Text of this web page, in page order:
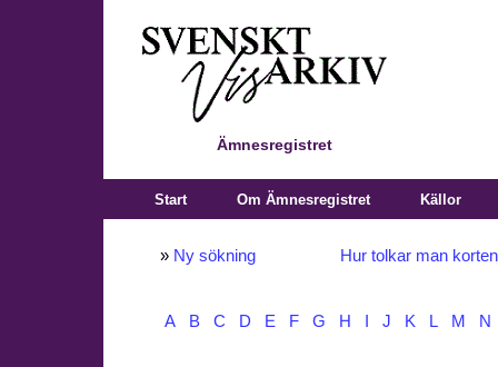
Ämnesregistret
Start Om Ämnesregistret Källor
» Ny sökning Hur tolkar man
A B C D E F G H J K L M N